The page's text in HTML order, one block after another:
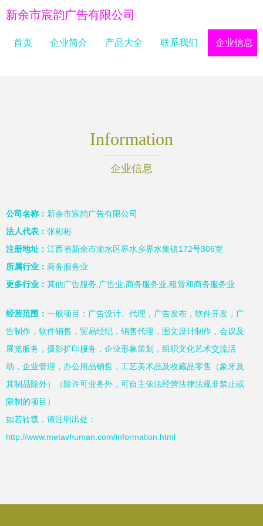
新余市宸韵广告有限公司
首页 企业简介 产品大全 联系我们 企业信息
Information
企业信息
公司名称： 新余市宸韵广告有限公司
法人代表： 张彬彬
注册地址： 江西省新余市渝水区界水乡界水集镇172号306室
所属行业： 商务服务业
更多行业： 其他广告服务,广告业,商务服务业,租赁和商务服务业
经营范围： 一般项目：广告设计、代理，广告发布，软件开发，广
告制作，软件销售，贸易经纪，销售代理，图文设计制作，会议及
展览服务，摄影扩印服务，企业形象策划，组织文化艺术交流活
动，企业管理，办公用品销售，工艺美术品及收藏品零售（象牙及
其制品除外）（除许可业务外，可自主依法经营法律法规非禁止或
限制的项目）
如若转载，请注明出处：
http://www.metavhuman.com/information.html